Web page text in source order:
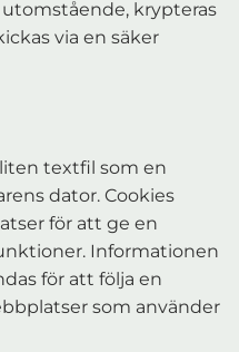
krypteras
via en säker
textfil som en
dator. Cookies
för att ge en
Informationen
för att följa en
som använder